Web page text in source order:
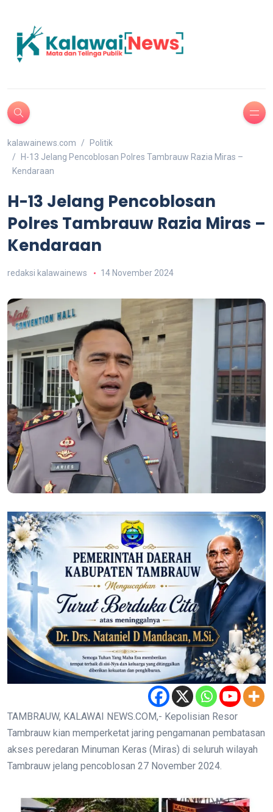
kalawainews.com
Politik
H-13 Jelang Pencoblosan Polres Tambrauw Razia Miras –
Kendaraan
H-13 Jelang Pencoblosan
Polres Tambrauw Razia Miras –
Kendaraan
redaksi kalawainews 14 November 2024
TAMBRAUW, KALAWAI NEWS.COM,- Kepolisian Resor
Tambrauw kian memperketat jaring pengamanan pembatasan
akses peredaran Minuman Keras (Miras) di seluruh wilayah
Tambrauw jelang pencoblosan 27 November 2024.